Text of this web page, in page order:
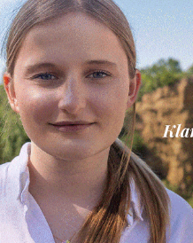
Cronaca 4 Agosto 2026
Un anno fa la strage
Gianni, Giulia e
processo, lo stop ai
Cronaca 3 Agosto 2026
Scomparso da una
Fiorentino l’uomo
Levane nel 2020